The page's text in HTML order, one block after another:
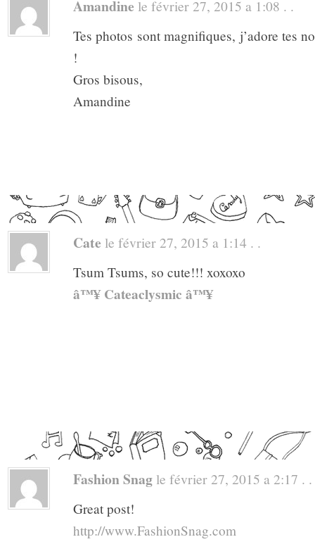
Amandine le février 27, 2015 a 1:08 . .
Tes photos sont magnifiques, j’adore tes
!
Gros bisous,
Amandine
Cate le février 27, 2015 a 1:14 . .
Tsum Tsums, so cute!!! xoxoxo
â™¥ Cateaclysmic â™¥
Fashion Snag le février 27, 2015 a 2:17 . .
Great post!
http://www.FashionSnag.com